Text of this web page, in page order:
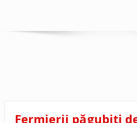
Fermierii păgubiți